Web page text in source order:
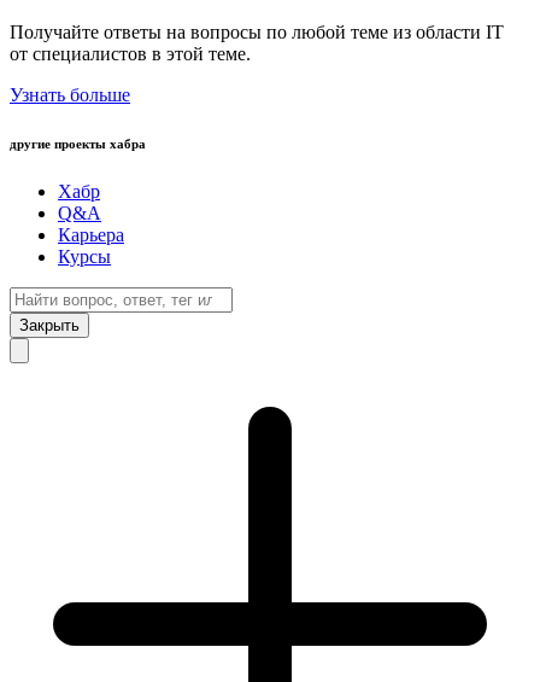
Получайте ответы на вопросы по любой теме из области IT
от специалистов в этой теме.
Узнать больше
другие проекты хабра
Хабр
Q&A
Карьера
Курсы
Закрыть